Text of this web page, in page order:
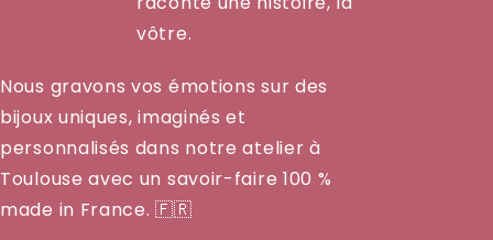
vôtre.
Nous gravons vos émotions sur des
bijoux uniques, imaginés et
personnalisés dans notre atelier à
Toulouse avec un savoir-faire 100 %
made in France. 🇫🇷